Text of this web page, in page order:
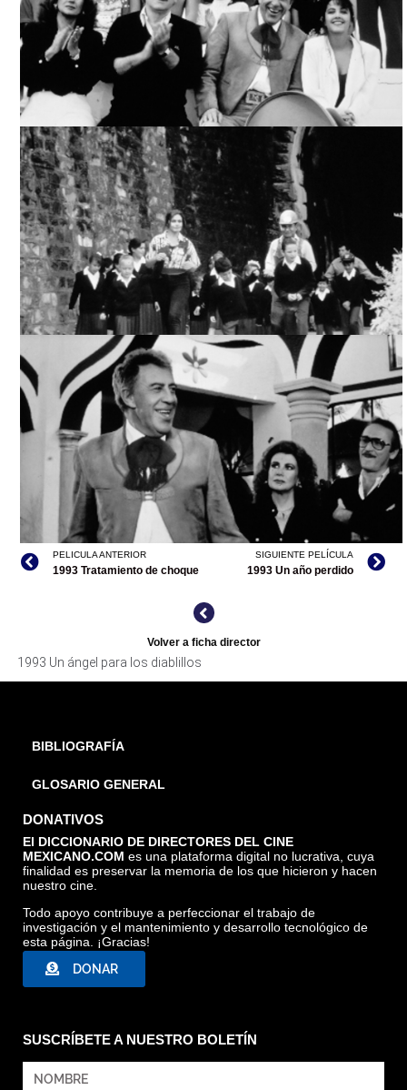
NACIONAL
UN ÁNGEL PARA LOS DIABLILLOS, ARCHIVO CINETECA
NACIONAL
UN ÁNGEL PARA LOS DIABLILLOS, ARCHIVO CINETECA
NACIONAL
UN ÁNGEL PARA LOS DIABLILLOS, ARCHIVO CINETECA
PELICULA ANTERIOR
1993 Tratamiento de choque
SIGUIENTE PELÍCULA
1993 Un año perdido
Volver a ficha director
1993 Un ángel para los diablillos
BIBLIOGRAFÍA
GLOSARIO GENERAL
DONATIVOS
El DICCIONARIO DE DIRECTORES DEL CINE
MEXICANO.COM es una plataforma digital no lucrativa, cuya
finalidad es preservar la memoria de los que hicieron y hacen
nuestro cine.
Todo apoyo contribuye a perfeccionar el trabajo de
investigación y el mantenimiento y desarrollo tecnológico de
esta página. ¡Gracias!
DONAR
SUSCRÍBETE A NUESTRO BOLETÍN